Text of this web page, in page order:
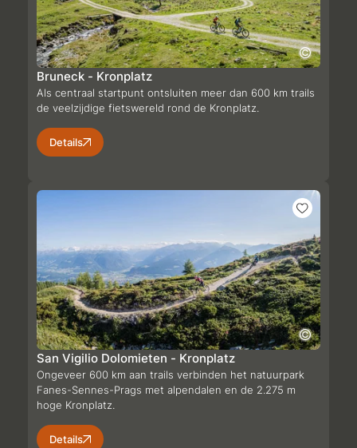
Bruneck - Kronplatz
Als centraal startpunt ontsluiten meer dan 600 km trails
de veelzijdige fietswereld rond de Kronplatz.
Details
San Vigilio Dolomieten - Kronplatz
Ongeveer 600 km aan trails verbinden het natuurpark
Fanes-Sennes-Prags met alpendalen en de 2.275 m
hoge Kronplatz.
Details